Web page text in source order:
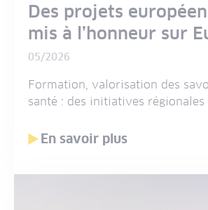
Des projets
mis à l’honneur sur
05/2026
Formation, valorisation des
santé : des initiatives
En savoir plus